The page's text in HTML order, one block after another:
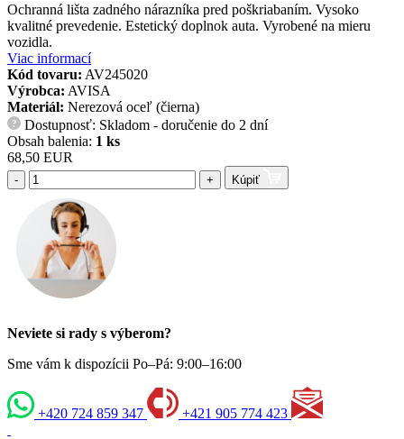
Ochranná lišta zadného nárazníka pred poškriabaním. Vysoko
kvalitné prevedenie. Estetický doplnok auta. Vyrobené na mieru
vozidla.
Viac informací
Kód tovaru: AV245020
Výrobca: AVISA
Materiál: Nerezová oceľ (čierna)
?
Dostupnosť: Skladom - doručenie do 2 dní
Obsah balenia: 1 ks
68,50 EUR
- + Kúpiť
Neviete si rady s výberom?
Sme vám k dispozícii Po–Pá: 9:00–16:00
+420 724 859 347 +421 905 774 423